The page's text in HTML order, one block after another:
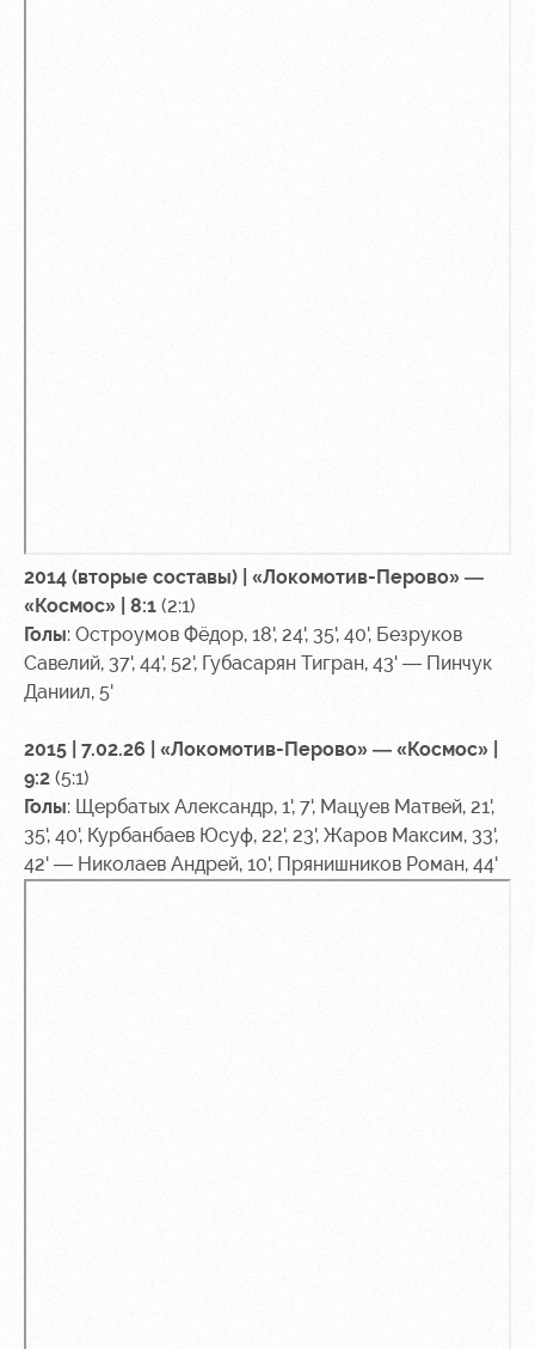
2014 (вторые составы) | «Локомотив-Перово» —
«Космос» | 8:1 (2:1)
Голы: Остроумов Фёдор, 18', 24', 35', 40', Безруков
Савелий, 37', 44', 52', Губасарян Тигран, 43' — Пинчук
Даниил, 5'
2015 | 7.02.26 | «Локомотив-Перово» — «Космос» |
9:2 (5:1)
Голы: Щербатых Александр, 1', 7', Мацуев Матвей, 21',
35', 40', Курбанбаев Юсуф, 22', 23', Жаров Максим, 33',
42' — Николаев Андрей, 10', Прянишников Роман, 44'